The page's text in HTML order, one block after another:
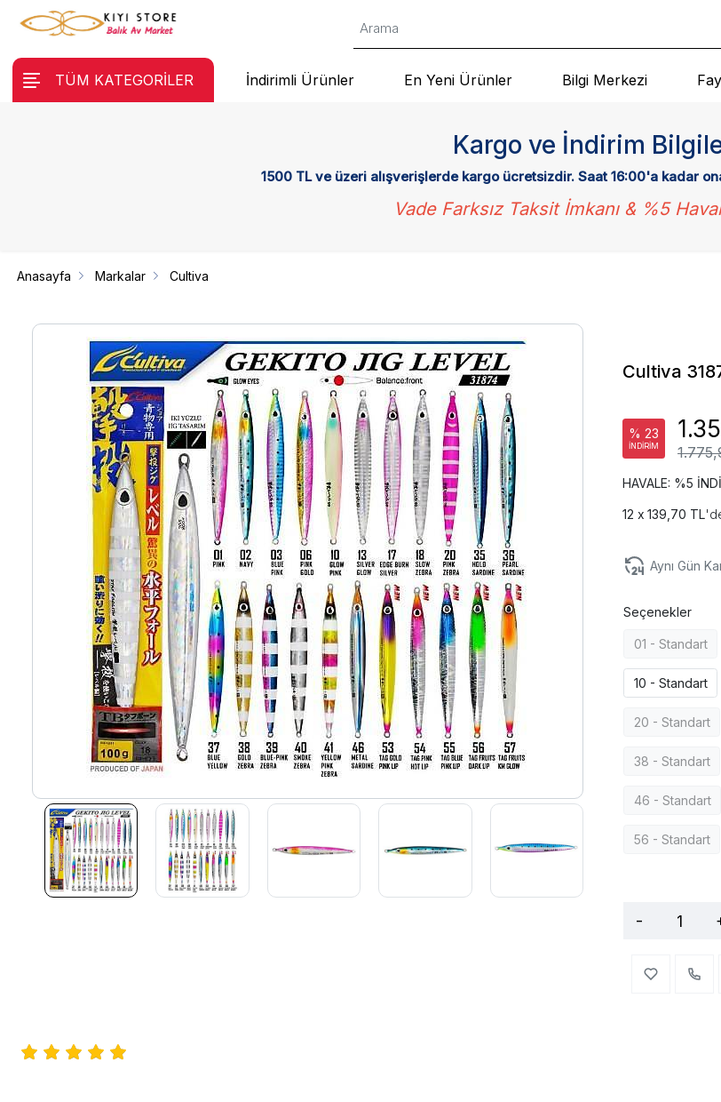
TÜM KATEGORİLER İndirimli Ürünler En Yeni Ürünler Bilgi Merkezi
Kargo ve İndirim
1500 TL ve üzeri alışverişlerde kargo ücretsizdir. Saat 16:00'a kadar
Vade Farksız Taksit İmkanı & %5
Anasayfa Markalar Cultiva
Cultiva
% 23
İNDİRİM
HAVALE: %5
139,70 TL
Aynı Gün
Seçenekler
01 - Standart
10 - Standart
20 - Standart
38 - Standart
46 - Standart
56 - Standart
-